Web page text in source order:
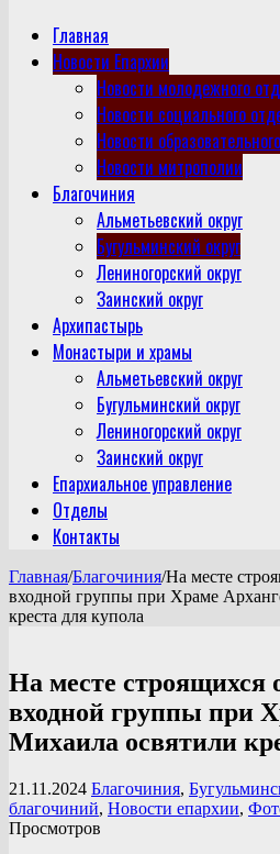
Главная
Новости Епархии
Новости молодежного
Новости социального
Новости
Новости митрополии
Благочиния
Альметьевский округ
Бугульминский округ
Лениногорский округ
Заинский округ
Архипастырь
Монастыри и храмы
Альметьевский округ
Бугульминский округ
Лениногорский округ
Заинский округ
Епархиальное управление
Отделы
Контакты
Главная/Благочиния/На месте
входной группы при Храме
креста для купола
На месте строящихся
входной группы при
Михаила освятили
21.11.2024 Благочиния,
благочиний, Новости епархии,
Просмотров